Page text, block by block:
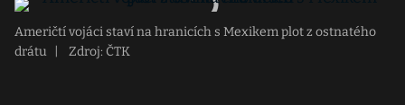
Američtí vojáci staví na hranicích s Mexikem plot z ostnatého
drátu
Zdroj: ČTK